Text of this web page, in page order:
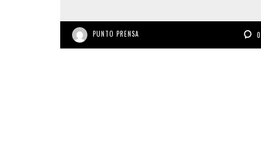
PUNTO PRENSA 0